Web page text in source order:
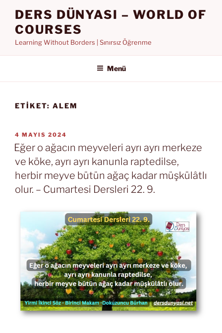
DERS DÜNYASI – WORLD OF
COURSES
Learning Without Borders | Sınırsız Öğrenme
Menü
ETIKET: ALEM
YAYIM
TARIHI
4 MAYIS 2024
Eğer o ağacın meyveleri ayrı ayrı merkeze
ve köke, ayrı ayrı kanunla raptedilse,
herbir meyve bütün ağaç kadar müşkülâtlı
olur. – Cumartesi Dersleri 22. 9.